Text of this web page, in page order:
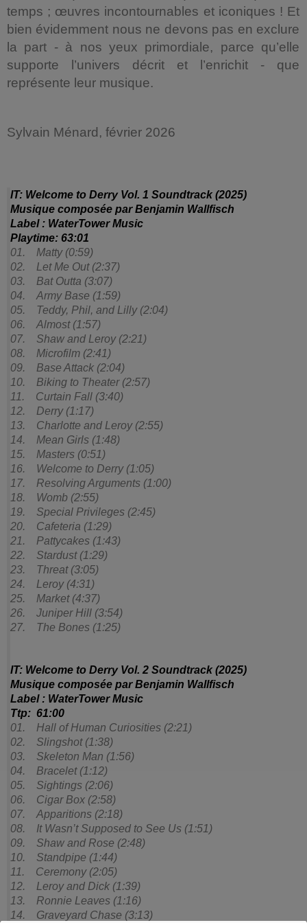
temps ; œuvres incontournables et iconiques ! Et
bien évidemment nous ne devons pas en exclure
la part - à nos yeux primordiale, parce qu’elle
supporte l’univers décrit et l’enrichit - que
représente leur musique.
Sylvain Ménard, février 2026
IT: Welcome to Derry Vol. 1 Soundtrack (2025)
Musique composée par Benjamin Wallfisch
Label : WaterTower Music
Playtime: 63:01
01. Matty (0:59)
02. Let Me Out (2:37)
03. Bat Outta (3:07)
04. Army Base (1:59)
05. Teddy, Phil, and Lilly (2:04)
06. Almost (1:57)
07. Shaw and Leroy (2:21)
08. Microfilm (2:41)
09. Base Attack (2:04)
10. Biking to Theater (2:57)
11. Curtain Fall (3:40)
12. Derry (1:17)
13. Charlotte and Leroy (2:55)
14. Mean Girls (1:48)
15. Masters (0:51)
16. Welcome to Derry (1:05)
17. Resolving Arguments (1:00)
18. Womb (2:55)
19. Special Privileges (2:45)
20. Cafeteria (1:29)
21. Pattycakes (1:43)
22. Stardust (1:29)
23. Threat (3:05)
24. Leroy (4:31)
25. Market (4:37)
26. Juniper Hill (3:54)
27. The Bones (1:25)
IT: Welcome to Derry Vol. 2 Soundtrack (2025)
Musique composée par Benjamin Wallfisch
Label : WaterTower Music
Ttp: 61:00
01. Hall of Human Curiosities (2:21)
02. Slingshot (1:38)
03. Skeleton Man (1:56)
04. Bracelet (1:12)
05. Sightings (2:06)
06. Cigar Box (2:58)
07. Apparitions (2:18)
08. It Wasn’t Supposed to See Us (1:51)
09. Shaw and Rose (2:48)
10. Standpipe (1:44)
11. Ceremony (2:05)
12. Leroy and Dick (1:39)
13. Ronnie Leaves (1:16)
14. Graveyard Chase (3:13)